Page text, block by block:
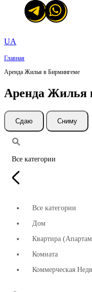
UA
Главная
Аренда Жилья в Бирмингеме
Аренда Жилья
Cдаю Сниму
Все категории
Все категории
Дом
Квартира
Комната
Коммерческая